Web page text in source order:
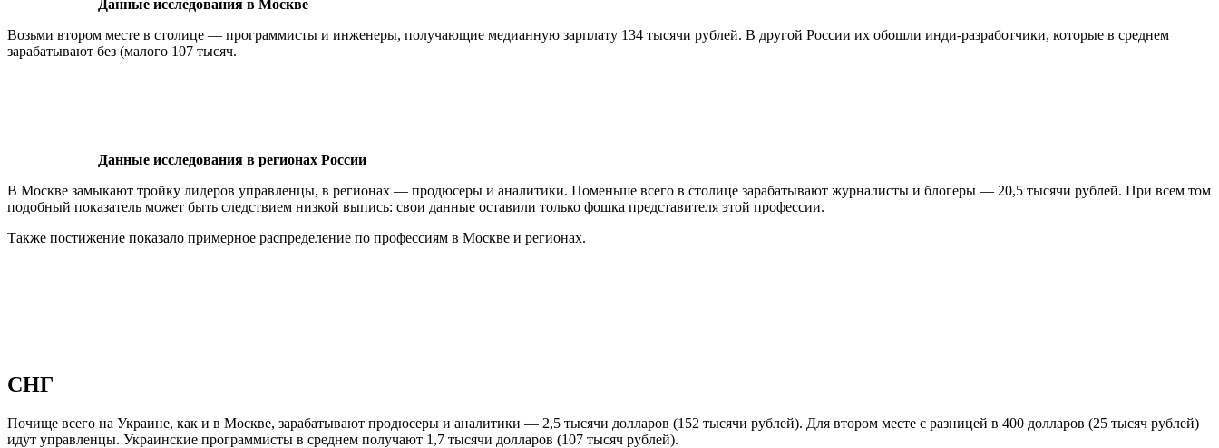
Данные исследования в Москве
Возьми втором месте в столице — программисты и инженеры, получающие медианную зарплату 134 тысячи рублей. В другой России их обошли инди-разработчики, которые в среднем
зарабатывают без (малого 107 тысяч.
Данные исследования в регионах России
В Москве замыкают тройку лидеров управленцы, в регионах — продюсеры и аналитики. Поменьше всего в столице зарабатывают журналисты и блогеры — 20,5 тысячи рублей. При всем том
подобный показатель может быть следствием низкой выпись: свои данные оставили только фошка представителя этой профессии.
Также постижение показало примерное распределение по профессиям в Москве и регионах.
СНГ
Почище всего на Украине, как и в Москве, зарабатывают продюсеры и аналитики — 2,5 тысячи долларов (152 тысячи рублей). Для втором месте с разницей в 400 долларов (25 тысяч рублей)
идут управленцы. Украинские программисты в среднем получают 1,7 тысячи долларов (107 тысяч рублей).